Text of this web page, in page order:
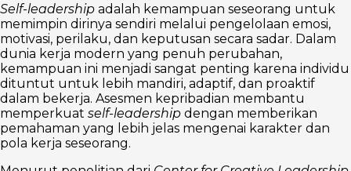
Self-leadership adalah kemampuan seseorang untuk
memimpin dirinya sendiri melalui pengelolaan emosi,
motivasi, perilaku, dan keputusan secara sadar. Dalam
dunia kerja modern yang penuh perubahan,
kemampuan ini menjadi sangat penting karena individu
dituntut untuk lebih mandiri, adaptif, dan proaktif
dalam bekerja. Asesmen kepribadian membantu
memperkuat self-leadership dengan memberikan
pemahaman yang lebih jelas mengenai karakter dan
pola kerja seseorang.